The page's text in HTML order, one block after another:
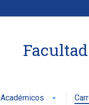
Académicos arrow_drop_down